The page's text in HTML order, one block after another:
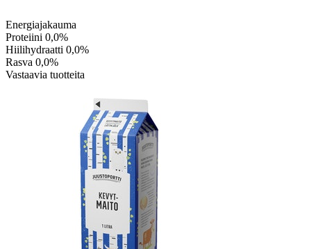
Energiajakauma
Proteiini 0,0%
Hiilihydraatti 0,0%
Rasva 0,0%
Vastaavia tuotteita